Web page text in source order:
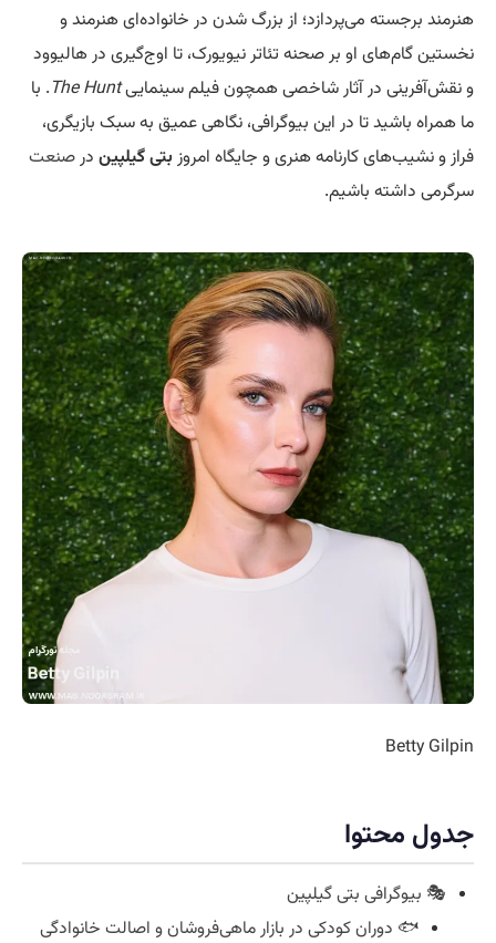
هنرمند برجسته می‌پردازد؛ از بزرگ شدن در خانواده‌ای هنرمند و
نخستین گام‌های او بر صحنه تئاتر نیویورک، تا اوج‌گیری در هالیوود
و نقش‌آفرینی در آثار شاخصی همچون فیلم سینماییThe Hunt. با
ما همراه باشید تا در این بیوگرافی، نگاهی عمیق به سبک بازیگری،
فراز و نشیب‌های کارنامه هنری و جایگاه امروزبتی گیلپین درصنعت
سرگرمی داشته باشیم.
Betty Gilpin
جدول محتوا
🎭 بیوگرافی بتی گیلپین
🐟 دوران کودکی در بازار ماهی‌فروشان و اصالت خانوادگی